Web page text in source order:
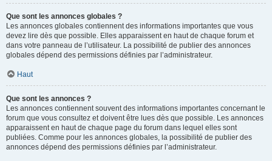
Que sont les annonces globales ?
Les annonces globales contiennent des informations importantes que vous
devez lire dès que possible. Elles apparaissent en haut de chaque forum et
dans votre panneau de l’utilisateur. La possibilité de publier des annonces
globales dépend des permissions définies par l’administrateur.
Haut
Que sont les annonces ?
Les annonces contiennent souvent des informations importantes concernant le
forum que vous consultez et doivent être lues dès que possible. Les annonces
apparaissent en haut de chaque page du forum dans lequel elles sont
publiées. Comme pour les annonces globales, la possibilité de publier des
annonces dépend des permissions définies par l’administrateur.